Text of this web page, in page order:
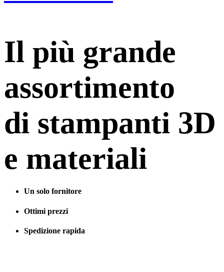
Il più grande
assortimento
di stampanti 3D
e materiali
Un solo fornitore
Ottimi prezzi
Spedizione rapida